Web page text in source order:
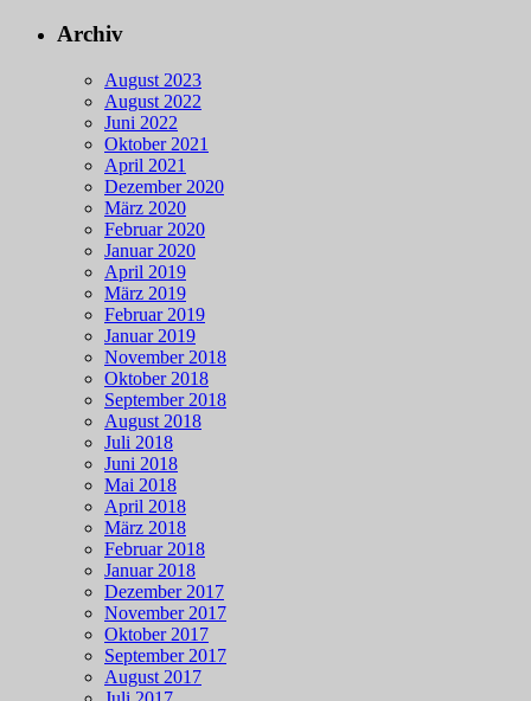
Archiv
August 2023
August 2022
Juni 2022
Oktober 2021
April 2021
Dezember 2020
März 2020
Februar 2020
Januar 2020
April 2019
März 2019
Februar 2019
Januar 2019
November 2018
Oktober 2018
September 2018
August 2018
Juli 2018
Juni 2018
Mai 2018
April 2018
März 2018
Februar 2018
Januar 2018
Dezember 2017
November 2017
Oktober 2017
September 2017
August 2017